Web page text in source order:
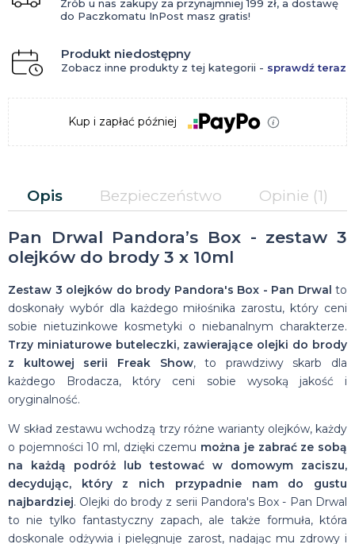
Zrób u nas zakupy za przynajmniej 199 zł, a dostawę
do Paczkomatu InPost masz gratis!
Produkt niedostępny
Zobacz inne produkty z tej kategorii - sprawdź teraz
Kup i zapłać później
Opis Bezpieczeństwo Opinie (1)
Pan Drwal Pandora’s Box - zestaw 3
olejków do brody 3 x 10ml
Zestaw 3 olejków do brody Pandora's Box - Pan Drwal to
doskonały wybór dla każdego miłośnika zarostu, który ceni
sobie nietuzinkowe kosmetyki o niebanalnym charakterze.
Trzy miniaturowe buteleczki, zawierające olejki do brody
z kultowej serii Freak Show, to prawdziwy skarb dla
każdego Brodacza, który ceni sobie wysoką jakość i
oryginalność.
W skład zestawu wchodzą trzy różne warianty olejków, każdy
o pojemności 10 ml, dzięki czemu można je zabrać ze sobą
na każdą podróż lub testować w domowym zaciszu,
decydując, który z nich przypadnie nam do gustu
najbardziej. Olejki do brody z serii Pandora's Box - Pan Drwal
to nie tylko fantastyczny zapach, ale także formuła, która
doskonale odżywia i pielęgnuje zarost, nadając mu zdrowy i